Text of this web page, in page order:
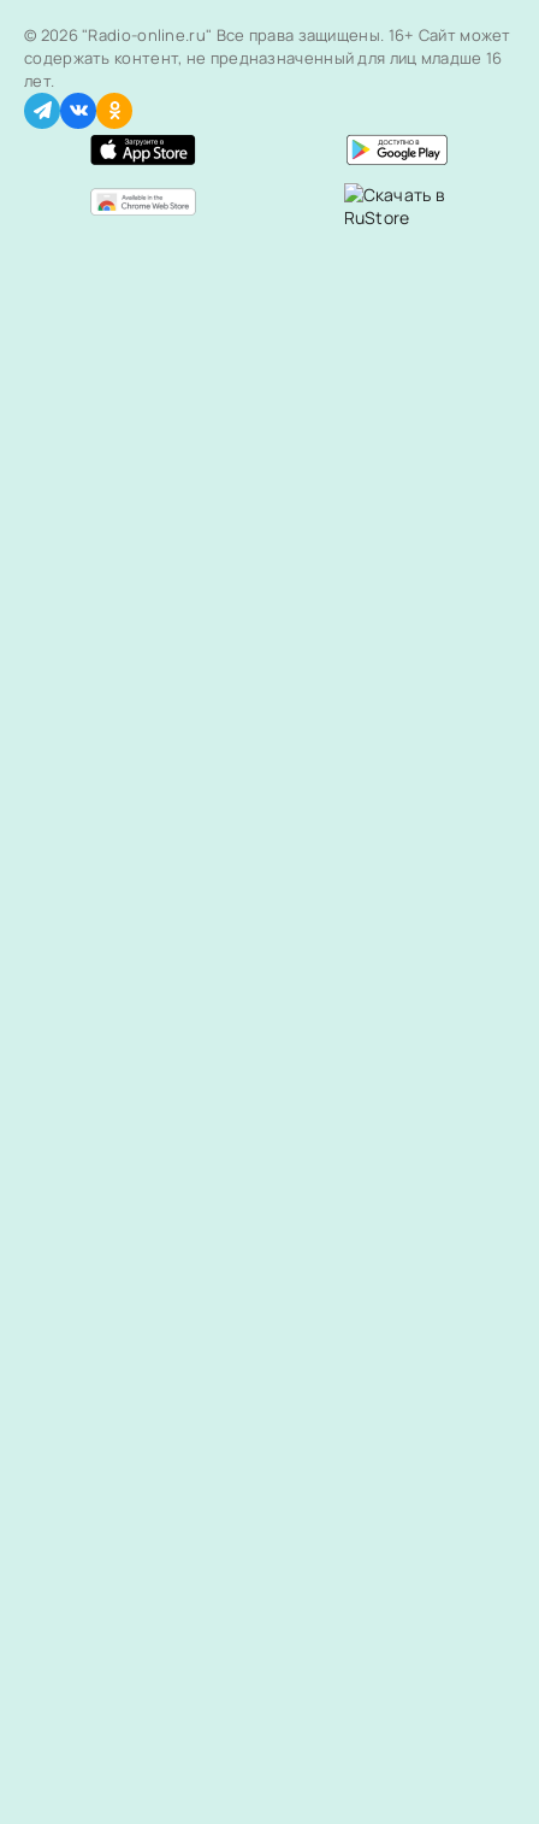
© 2026 "Radio-online.ru" Все права защищены. 16+ Сайт может
содержать контент, не предназначенный для лиц младше 16
лет.